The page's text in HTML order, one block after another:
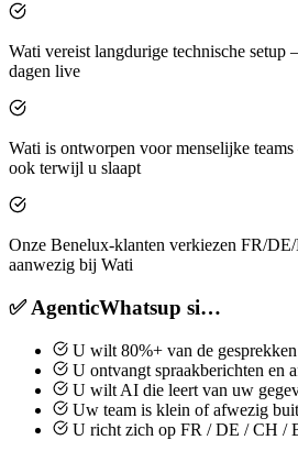
Wati vereist langdurige technische
dagen live
Wati is ontworpen voor menselijke
ook terwijl u slaapt
Onze Benelux-klanten verkiezen FR/
aanwezig bij Wati
✅ AgenticWhatsup si…
U wilt 80%+ van de gesprekken
U ontvangt spraakberichten en
U wilt AI die leert van uw
Uw team is klein of afwezig
U richt zich op FR / DE / CH /